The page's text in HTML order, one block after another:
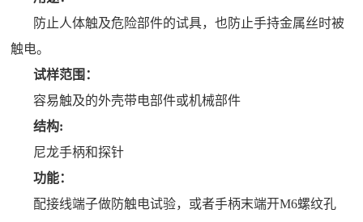
防止人体触及危险部件的试具，也防止手持金属丝时被
触电。
试样范围：
容易触及的外壳带电部件或机械部件
结构:
尼龙手柄和探针
功能：
配接线端子做防触电试验，或者手柄末端开M6螺纹孔